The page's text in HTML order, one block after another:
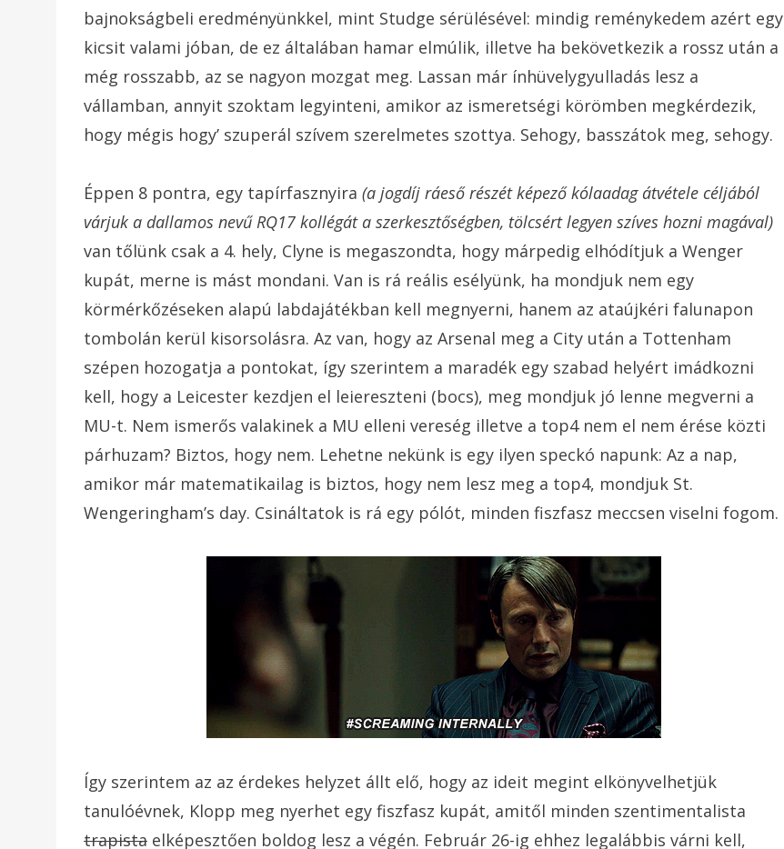
bajnokságbeli eredményünkkel, mint Studge sérülésével: mindig reménykedem azért egy
kicsit valami jóban, de ez általában hamar elmúlik, illetve ha bekövetkezik a rossz után a
még rosszabb, az se nagyon mozgat meg. Lassan már ínhüvelygyulladás lesz a
vállamban, annyit szoktam legyinteni, amikor az ismeretségi körömben megkérdezik,
hogy mégis hogy’ szuperál szívem szerelmetes szottya. Sehogy, basszátok meg, sehogy.
Éppen 8 pontra, egy tapírfasznyira (a jogdíj ráeső részét képező kólaadag átvétele céljából
várjuk a dallamos nevű RQ17 kollégát a szerkesztőségben, tölcsért legyen szíves hozni magával)
van tőlünk csak a 4. hely, Clyne is megaszondta, hogy márpedig elhódítjuk a Wenger
kupát, merne is mást mondani. Van is rá reális esélyünk, ha mondjuk nem egy
körmérkőzéseken alapú labdajátékban kell megnyerni, hanem az ataújkéri falunapon
tombolán kerül kisorsolásra. Az van, hogy az Arsenal meg a City után a Tottenham
szépen hozogatja a pontokat, így szerintem a maradék egy szabad helyért imádkozni
kell, hogy a Leicester kezdjen el leiereszteni (bocs), meg mondjuk jó lenne megverni a
MU-t. Nem ismerős valakinek a MU elleni vereség illetve a top4 nem el nem érése közti
párhuzam? Biztos, hogy nem. Lehetne nekünk is egy ilyen speckó napunk: Az a nap,
amikor már matematikailag is biztos, hogy nem lesz meg a top4, mondjuk St.
Wengeringham’s day. Csináltatok is rá egy pólót, minden fiszfasz meccsen viselni fogom.
Így szerintem az az érdekes helyzet állt elő, hogy az ideit megint elkönyvelhetjük
tanulóévnek, Klopp meg nyerhet egy fiszfasz kupát, amitől minden szentimentalista
trapista elképesztően boldog lesz a végén. Február 26-ig ehhez legalábbis várni kell,